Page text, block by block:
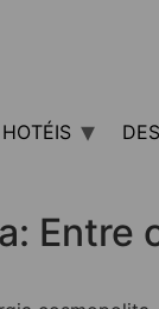
HOTÉIS
Entre